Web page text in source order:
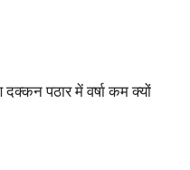
दक्कन पठार में वर्षा कम क्यों